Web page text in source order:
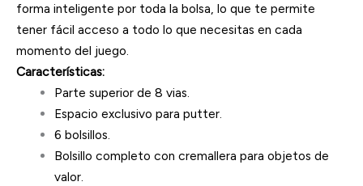
forma inteligente por toda la bolsa, lo que te permite
tener fácil acceso a todo lo que necesitas en cada
momento del juego.
Características:
Parte superior de 8 vias.
Espacio exclusivo para putter.
6 bolsillos.
Bolsillo completo con cremallera para objetos de
valor.